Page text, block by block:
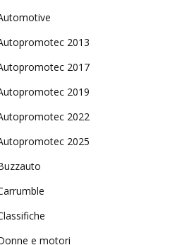
2013
2017
2019
2022
2025
e motori